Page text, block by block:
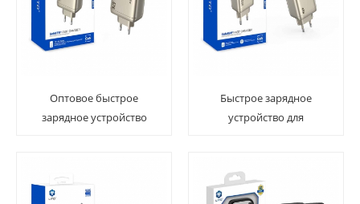
Оптовое быстрое
зарядное устройство
планшета, ноутбука
Быстрое зарядное
устройство для